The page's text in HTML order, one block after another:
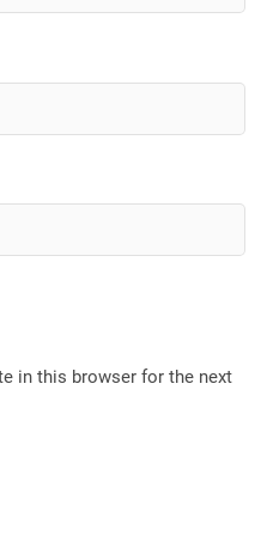
in this browser for the next